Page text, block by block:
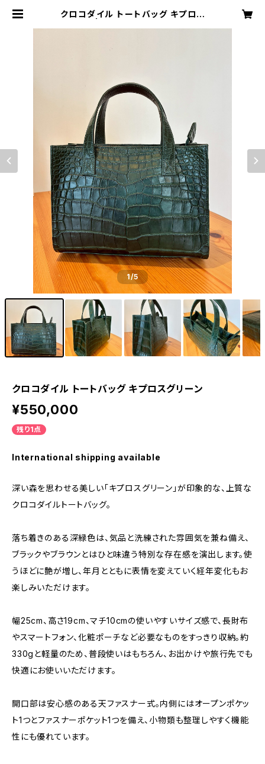
クロコダイル トートバッグ キプロス
1/5
クロコダイル トートバッグ キプロスグリーン
¥550,000
残り1点
International shipping available
深い森を思わせる美しい「キプロスグリーン」が印象的な、上質な
クロコダイルトートバッグ。
落ち着きのある深緑色は、気品と洗練された雰囲気を兼ね備え、
ブラックやブラウンとはひと味違う特別な存在感を演出します。使
うほどに艶が増し、年月とともに表情を変えていく経年変化もお
楽しみいただけます。
幅25cm、高さ19cm、マチ10cmの使いやすいサイズ感で、長財布
やスマートフォン、化粧ポーチなど必要なものをすっきり収納。約
330gと軽量のため、普段使いはもちろん、お出かけや旅行先でも
快適にお使いいただけます。
開口部は安心感のある天ファスナー式。内側にはオープンポケッ
ト1つとファスナーポケット1つを備え、小物類も整理しやすく機能
性にも優れています。